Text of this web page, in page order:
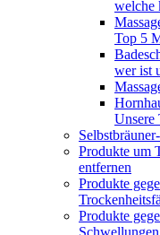
welche
Top 5
wer ist
Unsere
Produkte um
entfernen
Produkte
Produkte